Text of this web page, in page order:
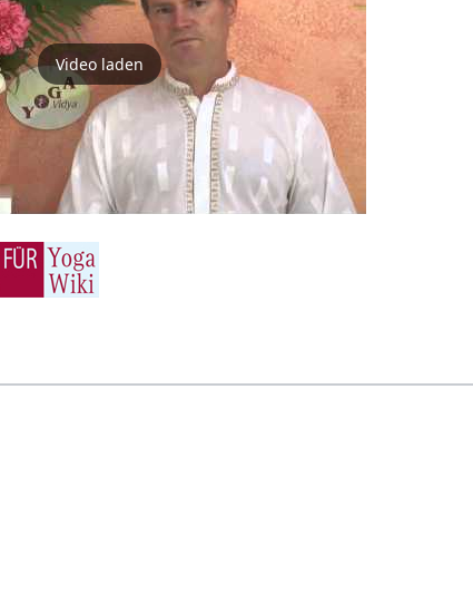
Video laden